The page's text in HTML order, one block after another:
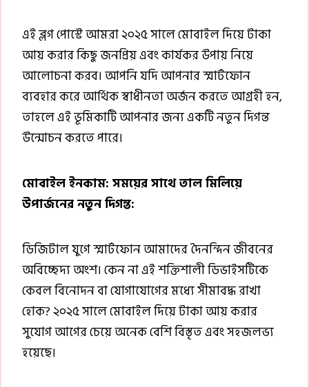
এই ব্লগ পোস্টে আমরা ২০২৫ সালে মোবাইল দিয়ে টাকা
আয় করার কিছু জনপ্রিয় এবং কার্যকর উপায় নিয়ে
আলোচনা করব। আপনি যদি আপনার স্মার্টফোন
ব্যবহার করে আর্থিক স্বাধীনতা অর্জন করতে আগ্রহী হন,
তাহলে এই ভূমিকাটি আপনার জন্য একটি নতুন দিগন্ত
উন্মোচন করতে পারে।
মোবাইল ইনকাম: সময়ের সাথে তাল মিলিয়ে
উপার্জনের নতুন দিগন্ত:
ডিজিটাল যুগে স্মার্টফোন আমাদের দৈনন্দিন জীবনের
অবিচ্ছেদ্য অংশ। কেন না এই শক্তিশালী ডিভাইসটিকে
কেবল বিনোদন বা যোগাযোগের মধ্যে সীমাবদ্ধ রাখা
হোক? ২০২৫ সালে মোবাইল দিয়ে টাকা আয় করার
সুযোগ আগের চেয়ে অনেক বেশি বিস্তৃত এবং সহজলভ্য
হয়েছে।